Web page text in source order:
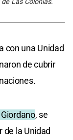
con una Unidad
de cubrir
, se
de la Unidad